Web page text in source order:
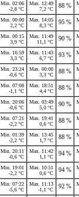
Min. 02:06
-2,8 °C
Max. 12:49
7,2 °C
88 %
Min. 00:00
2,2 °C
Max. 14:05
8,3 °C
95 %
Min. 00:15
3,9 °C
Max. 11:49
11,1 °C
90 %
Min. 16:59
3,3 °C
Max. 11:43
6,7 °C
93 %
Min. 23:24
-0,6 °C
Max. 00:00
3,3 °C
88 %
Min. 07:08
-1,1 °C
Max. 18:51
4,4 °C
88 %
Min. 20:06
-0,6 °C
Max. 03:49
5,0 °C
90 %
Min. 07:21
-2,2 °C
Max. 19:41
0,6 °C
88 %
Min. 01:39
-2,2 °C
Max. 13:45
1,7 °C
88 %
Min. 20:11
-0,6 °C
Max. 11:42
1,1 °C
94 %
Min. 19:01
-2,2 °C
Max. 10:51
0,6 °C
94 %
Min. 07:22
-5,6 °C
Max. 11:13
-1,1 °C
92 %